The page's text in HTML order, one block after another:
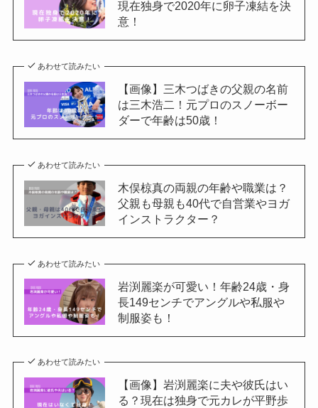
現在独身で2020年に卵子凍結を決
意！
あわせて読みたい
【画像】三木つばきの父親の名前
は三木浩二！元プロのスノーボー
ダーで年齢は50歳！
あわせて読みたい
木俣椋真の両親の年齢や職業は？
父親も母親も40代で自営業やヨガ
インストラクター？
あわせて読みたい
岩渕麗楽が可愛い！年齢24歳・身
長149センチでアングルや私服や
制服姿も！
あわせて読みたい
【画像】岩渕麗楽に夫や彼氏はい
る？現在は独身で元カレが平野歩